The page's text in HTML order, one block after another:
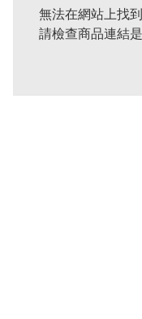
無法在網站上找
請檢查商品連結是